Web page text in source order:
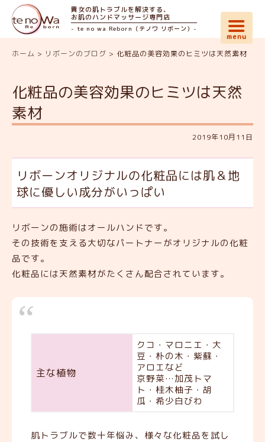
貴女の肌トラブルを解決する、
お肌のハンドマッサージ専門店
- te no wa Reborn（テノワ リボーン）-
ホーム > リボーンのブログ > 化粧品の美容効果のヒミツは天然素材
化粧品の美容効果のヒミツは天然
素材
2019年10月11日
リボーンオリジナルの化粧品には肌＆地
球に優しい成分がいっぱい
リボーンの施術はオールハンドです。
その技術を支える大切なパートナーがオリジナルの化粧
品です。
化粧品には天然素材がたくさん配合されています。
主な植物
クコ・マロニエ・大
豆・朴の木・紫蘇・
アロエなど
京野菜…加茂トマ
ト・桂木柚子・胡
瓜・希少白びわ
肌トラブルで数十年悩み、様々な化粧品を試し